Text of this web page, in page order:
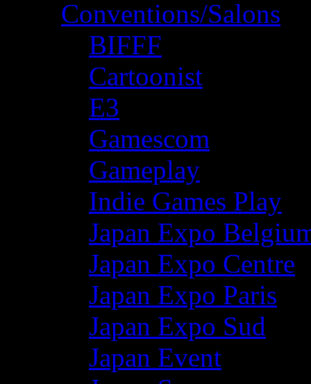
Conventions/Salons
BIFFF
Cartoonist
E3
Gamescom
Gameplay
Indie Games Play
Japan Expo
Japan Expo Centre
Japan Expo Paris
Japan Expo Sud
Japan Event